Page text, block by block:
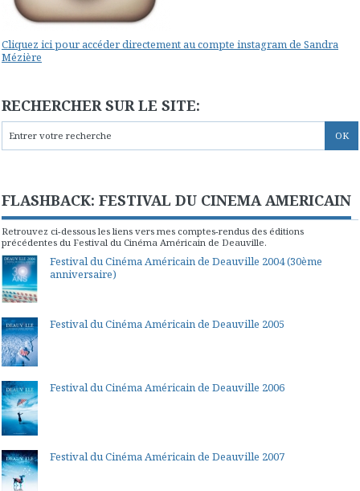
Cliquez ici pour accéder directement au compte instagram de Sandra
Mézière
RECHERCHER SUR LE SITE:
FLASHBACK: FESTIVAL DU CINEMA AMERICAIN
Retrouvez ci-dessous les liens vers mes comptes-rendus des éditions
précédentes du Festival du Cinéma Américain de Deauville.
Festival du Cinéma Américain de Deauville 2004 (30ème
anniversaire)
Festival du Cinéma Américain de Deauville 2005
Festival du Cinéma Américain de Deauville 2006
Festival du Cinéma Américain de Deauville 2007